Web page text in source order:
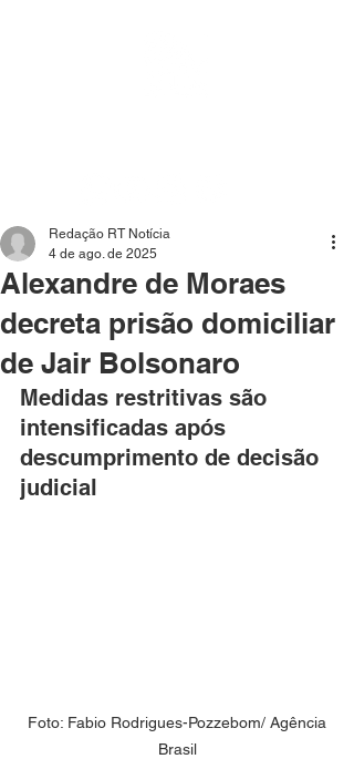
Alexandre de Moraes
decreta prisão domiciliar
de Jair Bolsonaro
Redação RT Notícia
4 de ago. de 2025
Medidas restritivas são
intensificadas após
descumprimento de decisão
judicial
Foto: Fabio Rodrigues-Pozzebom/ Agência
Brasil